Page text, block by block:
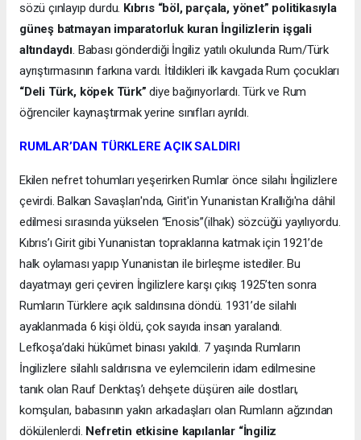
sözü çınlayıp durdu. Kıbrıs “böl, parçala, yönet” politikasıyla
güneş batmayan imparatorluk kuran İngilizlerin işgali
altındaydı. Babası gönderdiği İngiliz yatılı okulunda Rum/Türk
ayrıştırmasının farkına vardı. İtildikleri ilk kavgada Rum çocukları
“Deli Türk, köpek Türk” diye bağırıyorlardı. Türk ve Rum
öğrenciler kaynaştırmak yerine sınıfları ayrıldı.
RUMLAR’DAN TÜRKLERE AÇIK SALDIRI
Ekilen nefret tohumları yeşerirken Rumlar önce silahı İngilizlere
çevirdi. Balkan Savaşları'nda, Girit'in Yunanistan Krallığı'na dâhil
edilmesi sırasında yükselen “Enosis”(ilhak) sözcüğü yayılıyordu.
Kıbrıs’ı Girit gibi Yunanistan topraklarına katmak için 1921’de
halk oylaması yapıp Yunanistan ile birleşme istediler. Bu
dayatmayı geri çeviren İngilizlere karşı çıkış 1925’ten sonra
Rumların Türklere açık saldırısına döndü. 1931’de silahlı
ayaklanmada 6 kişi öldü, çok sayıda insan yaralandı.
Lefkoşa’daki hükûmet binası yakıldı. 7 yaşında Rumların
İngilizlere silahlı saldırısına ve eylemcilerin idam edilmesine
tanık olan Rauf Denktaş’ı dehşete düşüren aile dostları,
komşuları, babasının yakın arkadaşları olan Rumların ağzından
dökülenlerdi. Nefretin etkisine kapılanlar “İngiliz